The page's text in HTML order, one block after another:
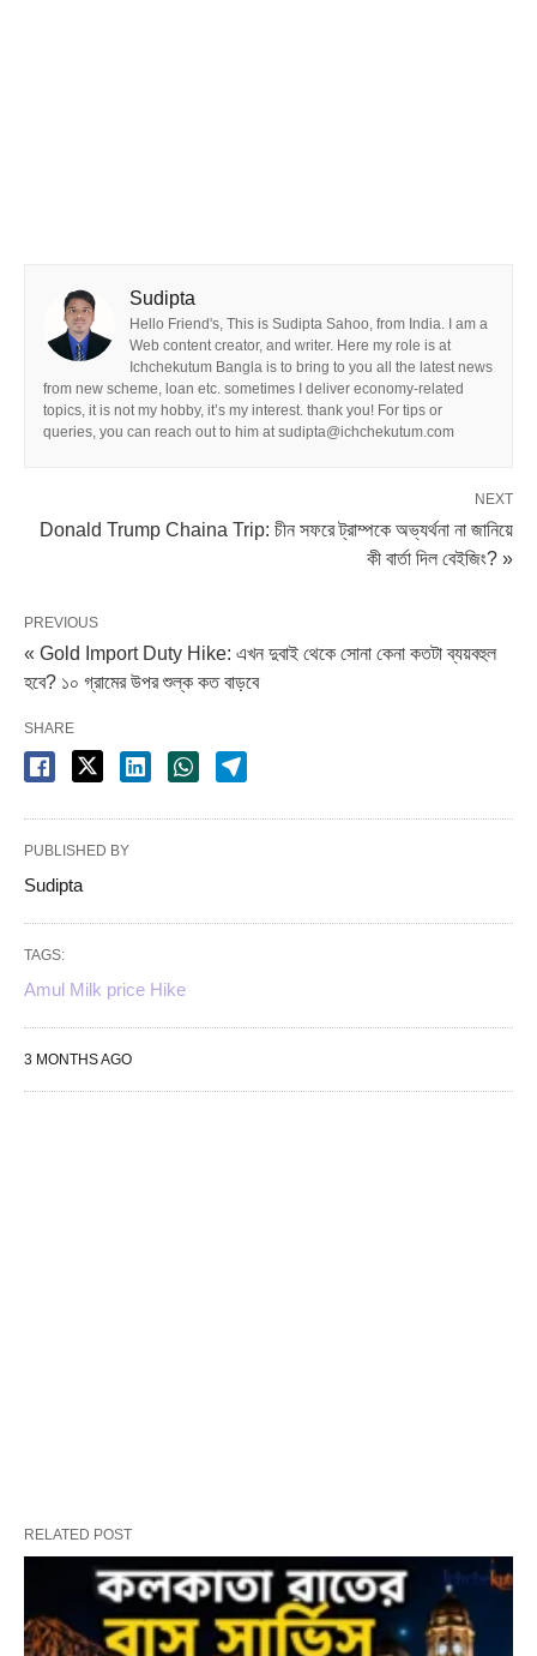
Sudipta
Hello Friend's, This is Sudipta Sahoo, from India. I am a
Web content creator, and writer. Here my role is at
Ichchekutum Bangla is to bring to you all the latest news
from new scheme, loan etc. sometimes I deliver economy-related
topics, it is not my hobby, it’s my interest. thank you! For tips or
queries, you can reach out to him at sudipta@ichchekutum.com
NEXT
Donald Trump Chaina Trip: চীন সফরে ট্রাম্পকে অভ্যর্থনা না জানিয়ে
কী বার্তা দিল বেইজিং? »
PREVIOUS
« Gold Import Duty Hike: এখন দুবাই থেকে সোনা কেনা কতটা ব্যয়বহুল
হবে? ১০ গ্রামের উপর শুল্ক কত বাড়বে
SHARE
PUBLISHED BY
Sudipta
TAGS:
Amul Milk price Hike
3 MONTHS AGO
RELATED POST